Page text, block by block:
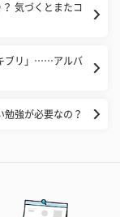
気づくとまたコ
ブリ」……アルバ
勉強が必要なの？